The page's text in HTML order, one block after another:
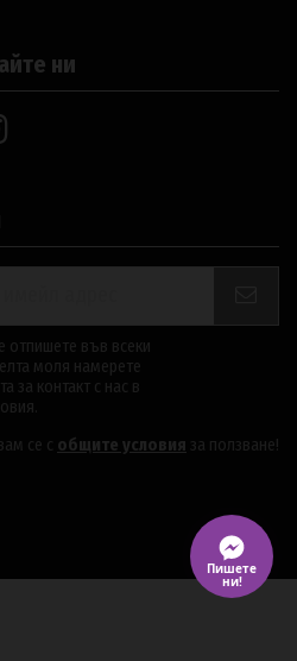
Пишете
ни!
ни
отпишете във всеки
моля намерете
за контакт с нас в
се с общите условия за ползване!